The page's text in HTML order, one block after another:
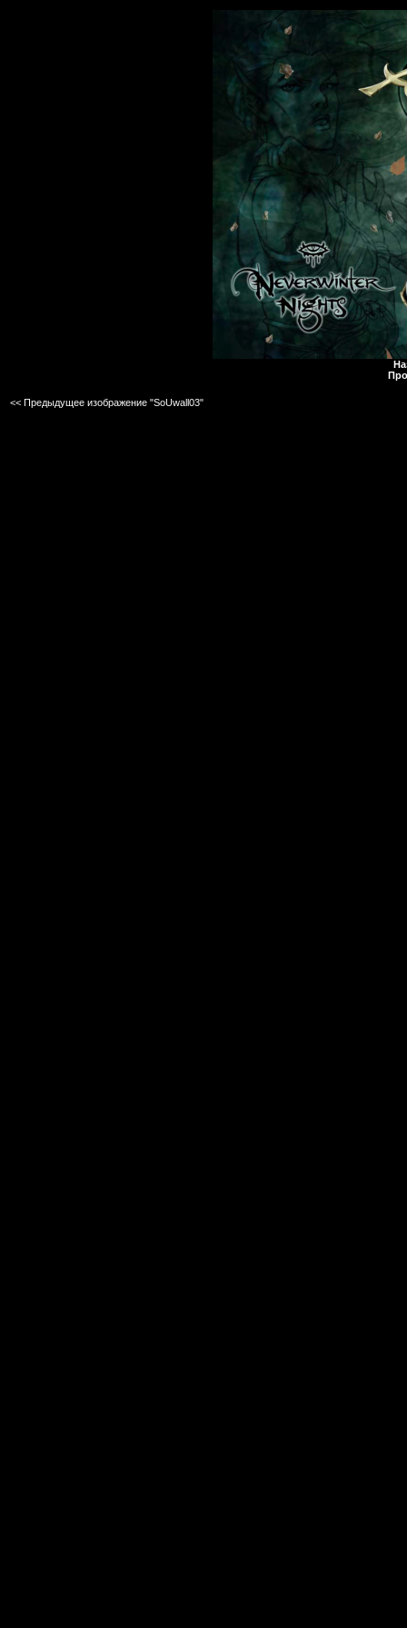
<< Предыдущее изображение "SoUwall03"